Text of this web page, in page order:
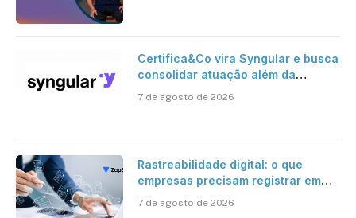
Certifica&Co vira Syngular e busca
consolidar atuação além da
7 de agosto de 2026
Rastreabilidade digital: o que
empresas precisam registrar em
7 de agosto de 2026